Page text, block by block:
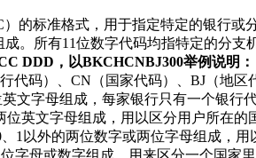
）的标准格式，用于指定特定的银行
成。所有11位数字代码均指特定的分
DDD，以BKCHCNBJ300举例说明：
代码）、CN（国家代码）、BJ（地区
英文字母组成，每家银行只有一个银行
位英文字母组成，用以区分用户所在的
、1以外的两位数字或两位字母组成，